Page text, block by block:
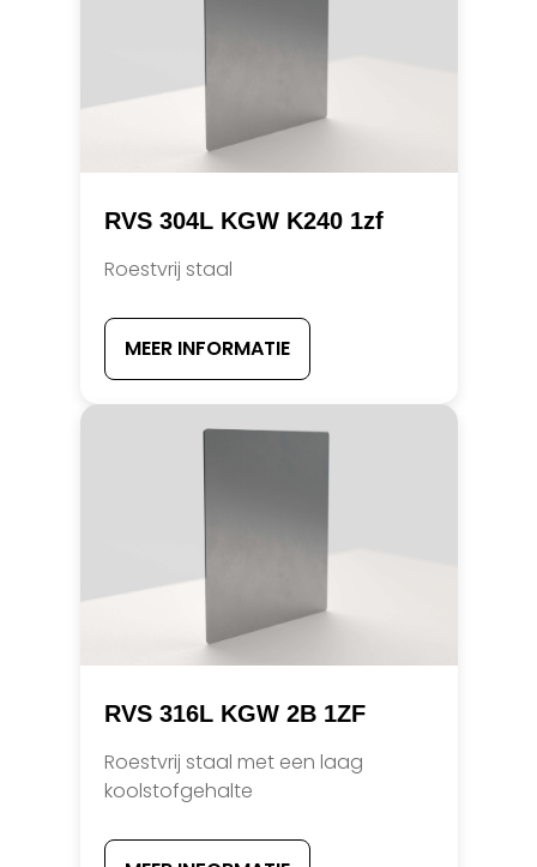
RVS 304L KGW K240 1zf
Roestvrij staal
MEER INFORMATIE
RVS 316L KGW 2B 1ZF
Roestvrij staal met een laag
koolstofgehalte